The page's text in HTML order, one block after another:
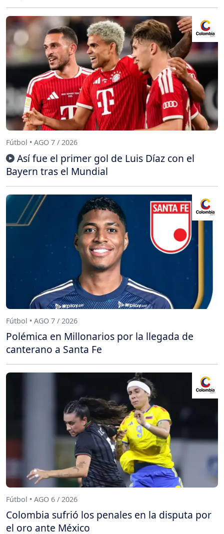
Fútbol • AGO 7 / 2026
Así fue el primer gol de Luis Díaz con el
Bayern tras el Mundial
Fútbol • AGO 7 / 2026
Polémica en Millonarios por la llegada de
canterano a Santa Fe
Fútbol • AGO 6 / 2026
Colombia sufrió los penales en la disputa por
el oro ante México